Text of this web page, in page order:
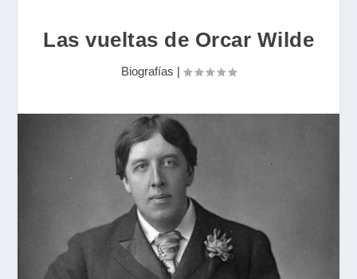
Las vueltas de Orcar Wilde
Biografías |